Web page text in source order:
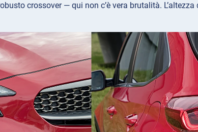
crossover — qui non c’è vera brutalità.